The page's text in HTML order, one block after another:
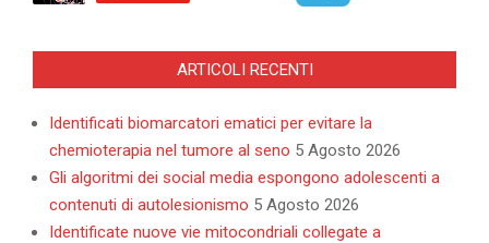
ARTICOLI RECENTI
Identificati biomarcatori ematici per evitare la
chemioterapia nel tumore al seno 5 Agosto 2026
Gli algoritmi dei social media espongono adolescenti a
contenuti di autolesionismo 5 Agosto 2026
Identificate nuove vie mitocondriali collegate a